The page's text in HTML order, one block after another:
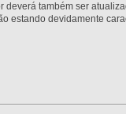
também ser
estando devidamente